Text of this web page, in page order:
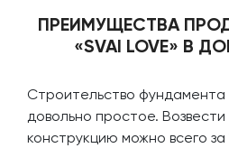
ПРЕИМУЩЕСТВА
«SVAI LOVE» В
Строительство фундамента
довольно простое. Возвести
конструкцию можно всего за